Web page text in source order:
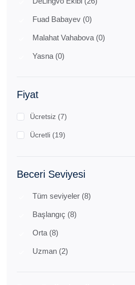
Fuad Babayev (0)
Malahat Vahabova (0)
Yasna (0)
Fiyat
Ücretsiz (7)
Ücretli (19)
Beceri Seviyesi
Tüm seviyeler (8)
Başlangıç (8)
Orta (8)
Uzman (2)